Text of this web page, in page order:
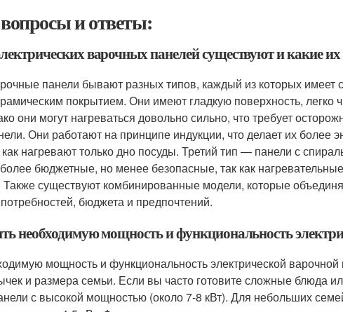
и ответы:
варочных панелей существуют и какие их
панели бывают разных типов, каждый из которых имеет
покрытием. Они имеют гладкую поверхность, легко
они могут нагреваться довольно сильно, что требует
Они работают на принципе индукции, что делает их более
нагревают только дно посуды. Третий тип — панели с
бюджетные, но менее безопасные, так как
существуют комбинированные модели, которые
бюджета и предпочтений.
необходимую мощность и функциональность
мощность и функциональность электрической
и размера семьи. Если вы часто готовите сложные блюда
с высокой мощностью (около 7-8 кВт). Для небольших